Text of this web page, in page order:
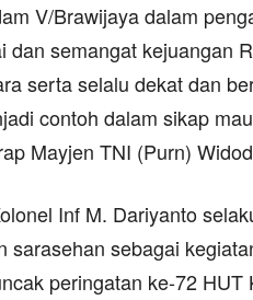
V/Brawijaya dalam
dan semangat kejuangan
serta selalu dekat dan
contoh dalam sikap
Mayjen TNI (Purn)
Inf M. Dariyanto
sarasehan sebagai
peringatan ke-72 HUT